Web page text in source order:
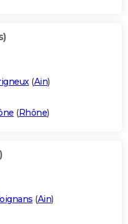
(Ain)
(Rhône)
(Ain)